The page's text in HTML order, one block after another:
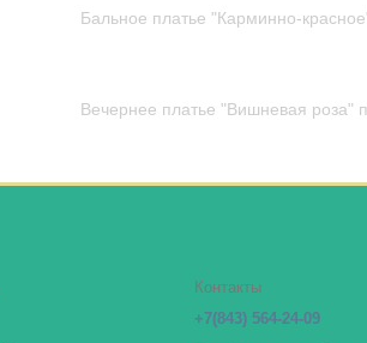
Бальное платье "Карминно-
Вечернее платье "Вишневая роза"
Контакты
+7(843) 564-24-09